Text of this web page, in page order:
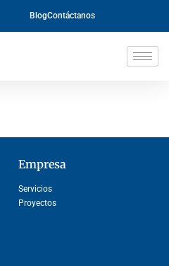
BlogContáctanos
Empresa
Servicios
Proyectos